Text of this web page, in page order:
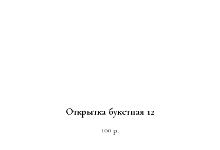
Открытка букетная 12
100 р.